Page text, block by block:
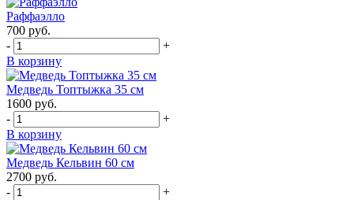
Раффаэлло
700 руб.
-
+
В корзину
Медведь Топтыжка 35 см
1600 руб.
-
+
В корзину
Медведь Кельвин 60 см
2700 руб.
-
+